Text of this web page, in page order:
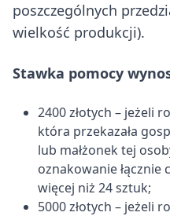
poszczególnych
wielkość produkcji).
Stawka pomocy
2400 złotych – jeżeli
która przekazała
lub małżonek tej
oznakowanie łącznie
więcej niż 24 sztuk;
5000 złotych – jeżeli